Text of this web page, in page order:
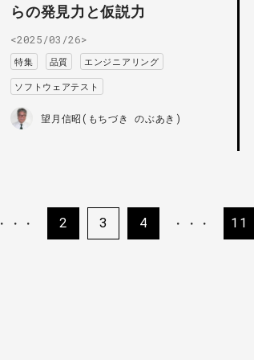
らの発見力と仮説力
<2025/03/26>
特集 品質 エンジニアリング
ソフトウェアテスト
望月信昭(もちづき のぶあき)
・・・ 2 3 4 ・・・ 11